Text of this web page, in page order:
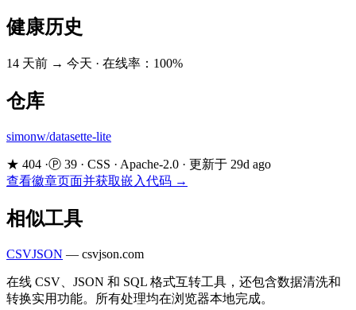
健康历史
14 天前 → 今天 · 在线率：100%
仓库
simonw/datasette-lite
★ 404 ·Ⓟ 39 · CSS · Apache-2.0 · 更新于 29d ago
查看徽章页面并获取嵌入代码 →
相似工具
CSVJSON — csvjson.com
在线 CSV、JSON 和 SQL 格式互转工具，还包含数据清洗和
转换实用功能。所有处理均在浏览器本地完成。